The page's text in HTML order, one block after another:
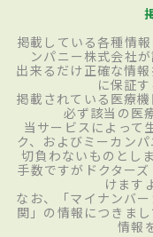
掲載している各種情
ンパニー株式会社
出来るだけ正確な情
に保証
掲載されている医療
必ず該当の医
当サービスによって
ク、およびミーカン
切負わないものとし
手数ですがドクター
けます
なお、「マイナンバ
関」の情報につきま
情報